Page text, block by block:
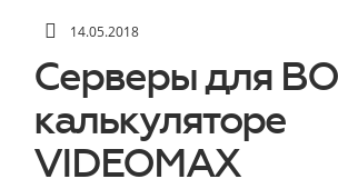
14.05.2018
Серверы для
калькуляторе
VIDEOMAX